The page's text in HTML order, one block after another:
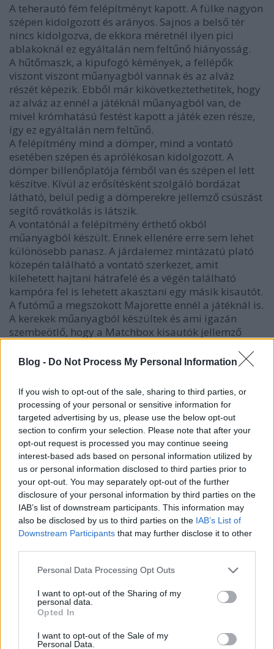
Blog - Do Not Process My Personal Information
If you wish to opt-out of the sale, sharing to third parties, or
processing of your personal or sensitive information for
targeted advertising by us, please use the below opt-out
section to confirm your selection. Please note that after your
opt-out request is processed you may continue seeing
interest-based ads based on personal information utilized by
us or personal information disclosed to third parties prior to
your opt-out. You may separately opt-out of the further
disclosure of your personal information by third parties on the
IAB’s list of downstream participants. This information may
also be disclosed by us to third parties on the IAB’s List of
Downstream Participants that may further disclose it to other
Please note that this website/app uses one or more Google
not limited to your visit or usage behaviour. You may click to
grant or deny consent to Google and its third-party tags to
use your data for below specified purposes in below Google
consent section.
Personal Data Processing Opt Outs
I want to opt-out of the Sharing of my
personal data.
Opted In
I want to opt-out of the Sale of my
Personal Data.
A teherautó fém felépítményt kapott. A fülke nagyon
szépen kidolgozott és arányos. Sajnos a belső tér
nincs kidolgozva, de ekkora méretnél ilyen pici
ablakoknál ez egyáltalán nem feltűnő hiányosság.
A hűtőmaszk, a kipufogó kémények, a fellépők
viszont viszont műanyagból vannak és az alváz
részét képezik. Ebből már kikövetkeztethetitek, hogy
az alváz az ennél a játéknál műanyagból van, de
mivel krómhatású festést kapott a játék ezen része,
így ez egyáltalán nem feltűnő.
A felépítmény mind a dömper, mind a vontató
esetében szépen és aprólékosan kidolgozott. A
dömper billenőplatója fémből van és szépen el lett
készítve. Kívül az erősítésként szolgáló bordázat
látható, belül pedig a dömperekre jellemző csúszást
segítő rovátkolás is látszik.
A vontatónál a felépítmény érthető okból
műanyagból készült. Ennek ellenére erre sem lehet
különösebb panasz. A járdalemez mintázatú plató
közepén található a vontató szerkezet, amit
kilehetett hajtani hátrafelé és a végén található
kampóra fel is lehetett akasztani egy másik kisautót.
A futómű a megszokott Majorette ennél a játéknál is.
A kerekek műanyagból készültek és ami igazán
szembeötlő, hogy a Matchbox kisautók jellemző
A hibái ellenére én úgy gondolom, hogy a Majorette
kisautó, amivel szívesen játszott egykoron minden
kisgyerek.
Persze a többi játékhoz hasonlóan ezekkel a
gyönyörű állapotban megmaradt teherautókkal is
találkozhattok majd, de amíg személyesen nem
tudom megmutatni nektek ezeket a játékokat addig
jönnek a megszokott fényképek.
RÉGI JÁTÉKOD VAN? NE DOBD KI! NE ADD EGY
NEPPERNEK! TUDD INKÁBB JÓ HELYEN, AHOL
MEGŐRZIK ÉS VIGYÁZNAK RÁ!
közösségi oldalon! Ha szeretnél segíteni
szeretnél felajánlani a leendő múzeumba, akkor
a toyahsw@gmail.com címre küldj üzenetet és